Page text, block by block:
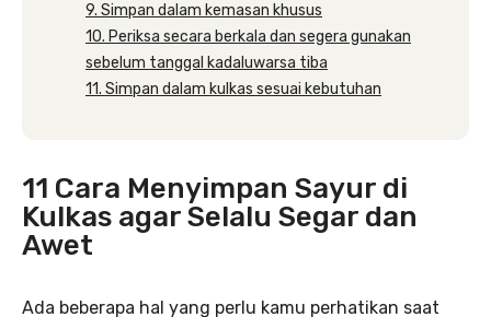
9. Simpan dalam kemasan khusus
10. Periksa secara berkala dan segera gunakan
sebelum tanggal kadaluwarsa tiba
11. Simpan dalam kulkas sesuai kebutuhan
11 Cara Menyimpan Sayur di
Kulkas agar Selalu Segar dan
Awet
Ada beberapa hal yang perlu kamu perhatikan saat